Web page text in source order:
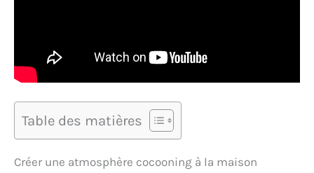
Table des matières
Créer une atmosphère cocooning à la maison